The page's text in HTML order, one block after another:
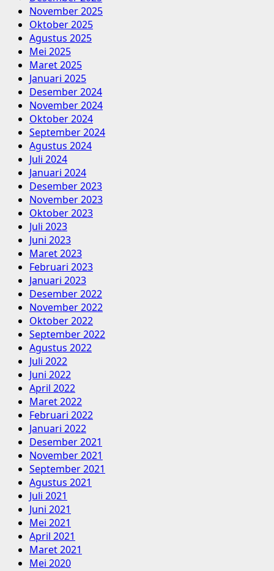
November 2025
Oktober 2025
Agustus 2025
Mei 2025
Maret 2025
Januari 2025
Desember 2024
November 2024
Oktober 2024
September 2024
Agustus 2024
Juli 2024
Januari 2024
Desember 2023
November 2023
Oktober 2023
Juli 2023
Juni 2023
Maret 2023
Februari 2023
Januari 2023
Desember 2022
November 2022
Oktober 2022
September 2022
Agustus 2022
Juli 2022
Juni 2022
April 2022
Maret 2022
Februari 2022
Januari 2022
Desember 2021
November 2021
September 2021
Agustus 2021
Juli 2021
Juni 2021
Mei 2021
April 2021
Maret 2021
Mei 2020